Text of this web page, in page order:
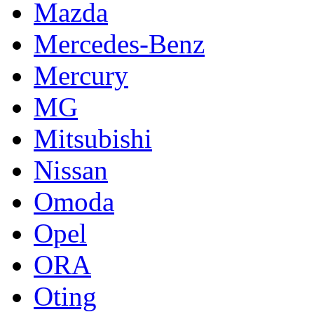
Mazda
Mercedes-Benz
Mercury
MG
Mitsubishi
Nissan
Omoda
Opel
ORA
Oting